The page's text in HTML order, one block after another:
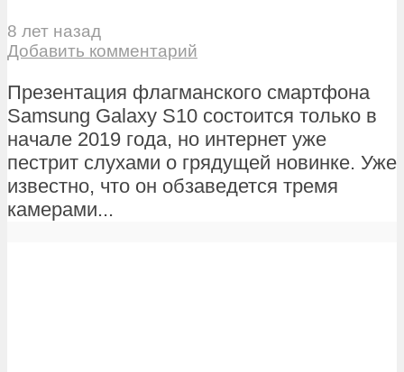
8 лет назад
Добавить комментарий
Презентация флагманского смартфона
Samsung Galaxy S10 состоится только в
начале 2019 года, но интернет уже
пестрит слухами о грядущей новинке. Уже
известно, что он обзаведется тремя
камерами...